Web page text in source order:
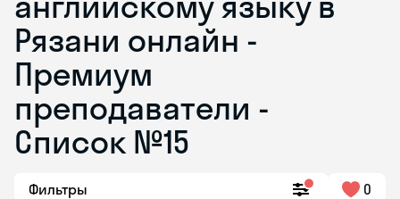
Рязани онлайн -
Премиум
преподаватели -
Список №15
Фильтры 0
Skyeng Chat
online